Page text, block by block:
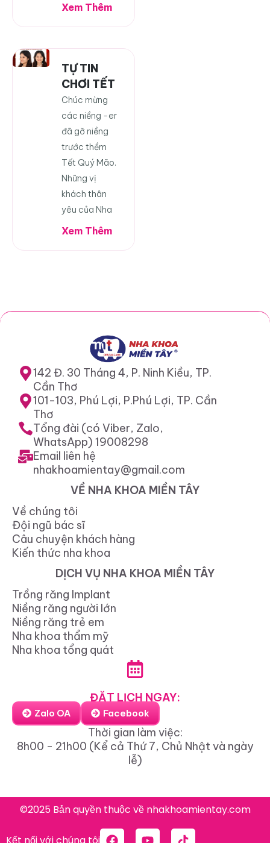
Xem Thêm
TỰ TIN
CHƠI TẾT
Chúc mừng
các niềng -er
đã gỡ niềng
trước thềm
Tết Quý Mão.
Những vị
khách thân
yêu của Nha
Xem Thêm
142 Đ. 30 Tháng 4, P. Ninh Kiều, TP.
Cần Thơ
101-103, Phú Lợi, P.Phú Lợi, TP. Cần
Thơ
Tổng đài (có Viber, Zalo,
WhatsApp) 19008298
Email liên hệ
nhakhoamientay@gmail.com
VỀ NHA KHOA MIỀN TÂY
Về chúng tôi
Đội ngũ bác sĩ
Câu chuyện khách hàng
Kiến thức nha khoa
DỊCH VỤ NHA KHOA MIỀN TÂY
Trồng răng Implant
Niềng răng người lớn
Niềng răng trẻ em
Nha khoa thẩm mỹ
Nha khoa tổng quát
ĐẶT LỊCH NGAY:
Zalo OA Facebook
Thời gian làm việc:
8h00 - 21h00 (Kể cả Thứ 7, Chủ Nhật và ngày
lễ)
©2025 Bản quyền thuộc về nhakhoamientay.com